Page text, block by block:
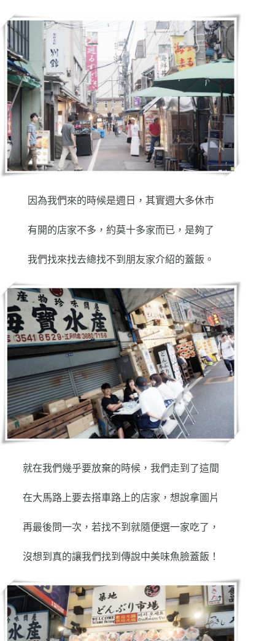
因為我們來的時候是週日，其實週大多休市
有開的店家不多，約莫十多家而已，是夠了
我們找來找去總找不到朋友家介紹的蓋飯。
就在我們幾乎要放棄的時候，我們走到了這間
在大馬路上要去搭車路上的店家，想說拿圖片
再最後問一次，若找不到就隨便選一家吃了，
沒想到真的讓我們找到傳說中美味魚臉蓋飯！